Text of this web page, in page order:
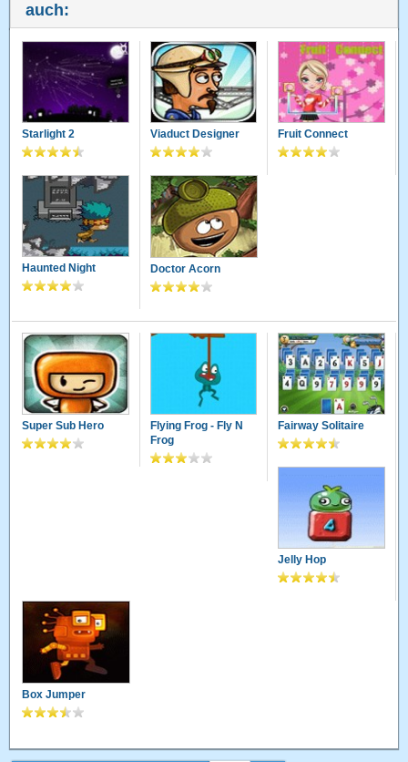
auch:
Starlight 2 Viaduct Designer Fruit Connect
Haunted Night Doctor Acorn
Super Sub Hero
Flying Frog - Fly N
Frog
Fairway Solitaire
Jelly Hop
Box Jumper